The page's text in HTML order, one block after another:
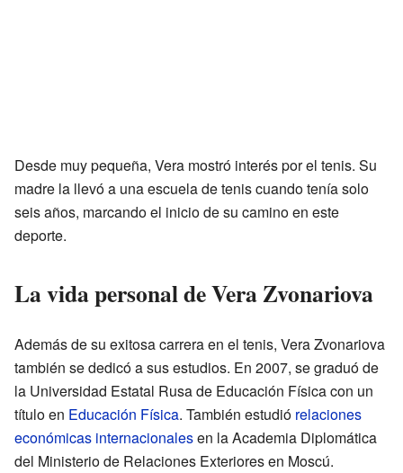
Desde muy pequeña, Vera mostró interés por el tenis. Su
madre la llevó a una escuela de tenis cuando tenía solo
seis años, marcando el inicio de su camino en este
deporte.
La vida personal de Vera Zvonariova
Además de su exitosa carrera en el tenis, Vera Zvonariova
también se dedicó a sus estudios. En 2007, se graduó de
la Universidad Estatal Rusa de Educación Física con un
título en Educación Física. También estudió relaciones
económicas internacionalesen la Academia Diplomática
del Ministerio de Relaciones Exteriores en Moscú.